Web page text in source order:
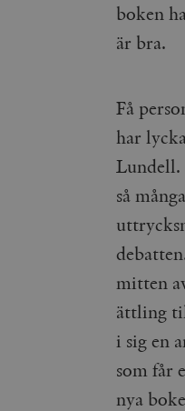
boken
är bra.
Få
har
Lundell.
så
mitten
ättling
i sig en
som får
nya